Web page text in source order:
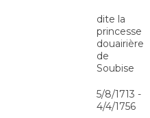
dite la
princesse
douairière
de
Soubise
5/8/1713 -
4/4/1756